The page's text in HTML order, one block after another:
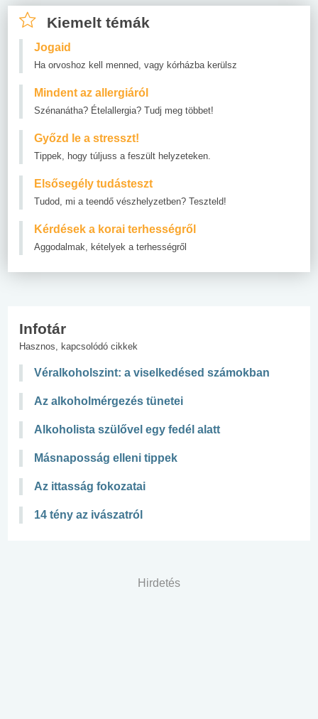
Kiemelt témák
Jogaid
Ha orvoshoz kell menned, vagy kórházba kerülsz
Mindent az allergiáról
Szénanátha? Ételallergia? Tudj meg többet!
Győzd le a stresszt!
Tippek, hogy túljuss a feszült helyzeteken.
Elsősegély tudásteszt
Tudod, mi a teendő vészhelyzetben? Teszteld!
Kérdések a korai terhességről
Aggodalmak, kételyek a terhességről
Infotár
Hasznos, kapcsolódó cikkek
Véralkoholszint: a viselkedésed számokban
Az alkoholmérgezés tünetei
Alkoholista szülővel egy fedél alatt
Másnaposság elleni tippek
Az ittasság fokozatai
14 tény az ivászatról
Hirdetés